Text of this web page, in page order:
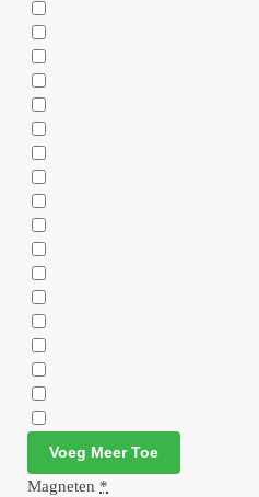
Voeg Meer Toe
Magneten *